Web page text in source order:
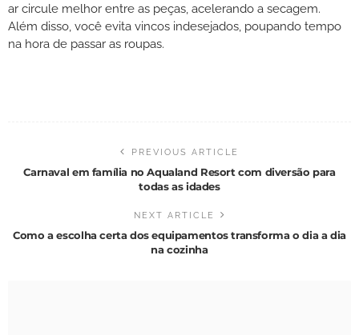
ar circule melhor entre as peças, acelerando a secagem.
Além disso, você evita vincos indesejados, poupando tempo
na hora de passar as roupas.
PREVIOUS ARTICLE
Carnaval em família no Aqualand Resort com diversão para
todas as idades
NEXT ARTICLE
Como a escolha certa dos equipamentos transforma o dia a dia
na cozinha